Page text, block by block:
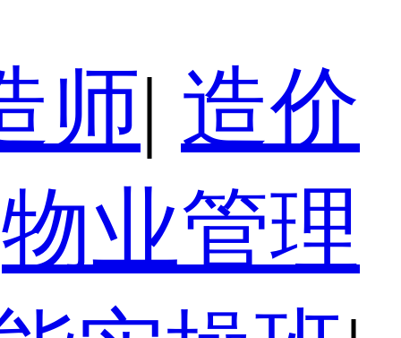
师| 造价
物业管理